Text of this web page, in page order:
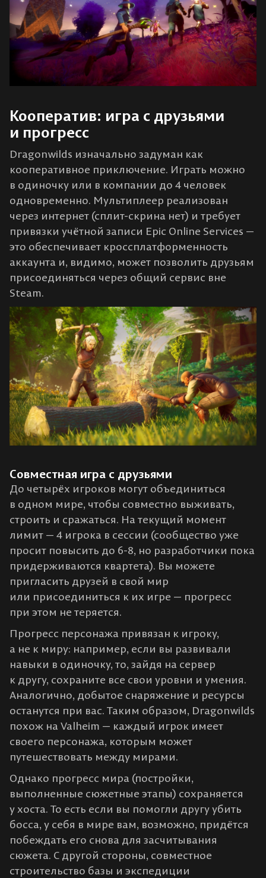
Кооператив: игра с друзьями
и прогресс
Dragonwilds изначально задуман как
кооперативное приключение. Играть можно
в одиночку или в компании до 4 человек
одновременно​. Мультиплеер реализован
через интернет (сплит-скрина нет) и требует
привязки учётной записи Epic Online Services​ —
это обеспечивает кроссплатформенность
аккаунта и, видимо, может позволить друзьям
присоединяться через общий сервис вне
Steam.
Совместная игра с друзьями
До четырёх игроков могут объединиться
в одном мире, чтобы совместно выживать,
строить и сражаться. На текущий момент
лимит — 4 игрока в сессии (сообщество уже
просит повысить до 6-8, но разработчики пока
придерживаются квартета​). Вы можете
пригласить друзей в свой мир
или присоединиться к их игре — прогресс
при этом не теряется.
Прогресс персонажа привязан к игроку,
а не к миру: например, если вы развивали
навыки в одиночку, то, зайдя на сервер
к другу, сохраните все свои уровни и умения​.
Аналогично, добытое снаряжение и ресурсы
останутся при вас. Таким образом, Dragonwilds
похож на Valheim — каждый игрок имеет
своего персонажа, которым может
путешествовать между мирами.
Однако прогресс мира (постройки,
выполненные сюжетные этапы) сохраняется
у хоста. То есть если вы помогли другу убить
босса, у себя в мире вам, возможно, придётся
побеждать его снова для засчитывания
сюжета. С другой стороны, совместное
строительство базы и экспедиции